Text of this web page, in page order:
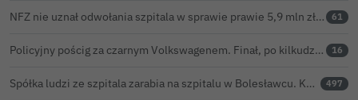
NFZ nie uznał odwołania szpitala w sprawie prawie 5,9 mln zł. Barczyk: rozważamy sąd 61
Policyjny pościg za czarnym Volkswagenem. Finał, po kilkudziesięciu kilometrach, w rowie. Wideo 16
Spółka ludzi ze szpitala zarabia na szpitalu w Bolesławcu. Kwoty pozostają tajne 497